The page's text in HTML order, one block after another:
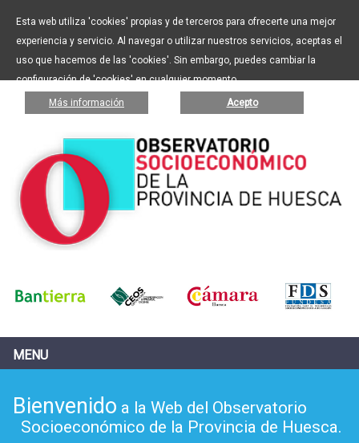
Esta web utiliza 'cookies' propias y de terceros para ofrecerte una mejor
experiencia y servicio. Al navegar o utilizar nuestros servicios, aceptas el
uso que hacemos de las 'cookies'. Sin embargo, puedes cambiar la
configuración de 'cookies' en cualquier momento.
Más información Acepto
MENU
Bienvenido a la Web del Observatorio
Socioeconómico de la Provincia de Huesca.